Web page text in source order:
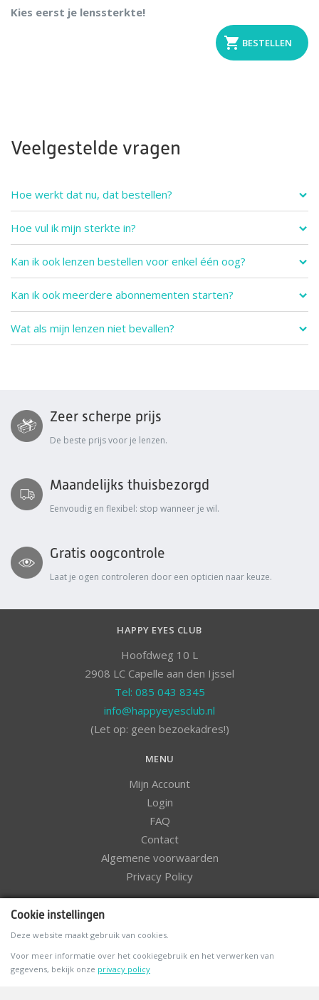
Kies eerst je lenssterkte!
Veelgestelde vragen
Hoe werkt dat nu, dat bestellen?
Hoe vul ik mijn sterkte in?
Kan ik ook lenzen bestellen voor enkel één oog?
Kan ik ook meerdere abonnementen starten?
Wat als mijn lenzen niet bevallen?
Zeer scherpe prijs
De beste prijs voor je lenzen.
Maandelijks thuisbezorgd
Eenvoudig en flexibel: stop wanneer je wil.
Gratis oogcontrole
Laat je ogen controleren door een opticien naar keuze.
HAPPY EYES CLUB
Hoofdweg 10 L
2908 LC Capelle aan den Ijssel
Tel: 085 043 8345
info@happyeyesclub.nl
(Let op: geen bezoekadres!)
MENU
Mijn Account
Login
FAQ
Contact
Algemene voorwaarden
Privacy Policy
VOLG ONS
Cookie instellingen
Deze website maakt gebruik van cookies.
Voor meer informatie over het cookiegebruik en het verwerken van
gegevens, bekijk onze privacy policy